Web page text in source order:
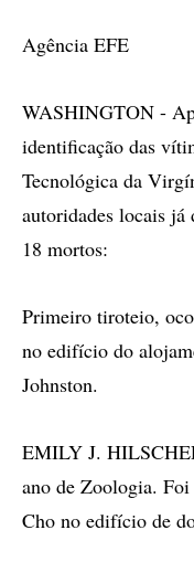
Agência EFE
WASHINGTON -
identificação das
Tecnológica da
autoridades locais
18 mortos:
Primeiro tiroteio,
no edifício do
Johnston.
EMILY J.
ano de Zoologia.
Cho no edifício de